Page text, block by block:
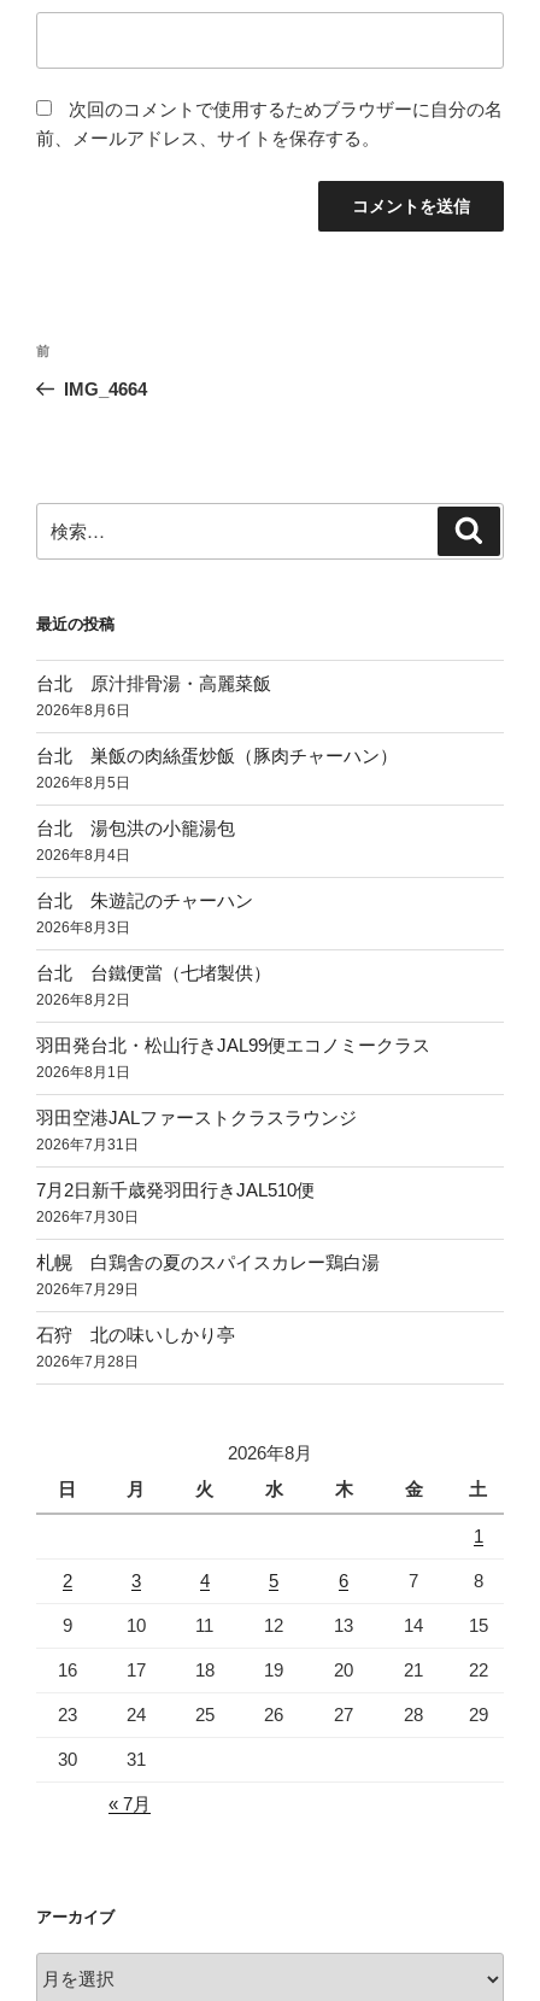
次回のコメントで使用するためブラウザーに自分の名
前、メールアドレス、サイトを保存する。
投
ー
シ
前
の
前
IMG_4664
索:
最近の投稿
台北 原汁排骨湯・高麗菜飯
2026年8月6日
台北 巣飯の肉絲蛋炒飯（豚肉チャーハン）
2026年8月5日
台北 湯包洪の小籠湯包
2026年8月4日
台北 朱遊記のチャーハン
2026年8月3日
台北 台鐵便當（七堵製供）
2026年8月2日
羽田発台北・松山行きJAL99便エコノミークラス
2026年8月1日
羽田空港JALファーストクラスラウンジ
2026年7月31日
7月2日新千歳発羽田行きJAL510便
2026年7月30日
札幌 白鶏舎の夏のスパイスカレー鶏白湯
2026年7月29日
石狩 北の味いしかり亭
2026年7月28日
2026年8月
日
月 火 水 木 金 土
1
2 3 4 5 6 7 8
9 10 11 12 13 14 15
16 17 18 19 20 21 22
23 24 25 26 27 28 29
30 31
« 7月
アーカイブ
ー